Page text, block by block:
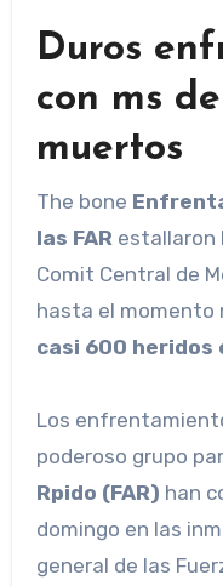
Duros
con ms
muertos
The bone
las FAR estallaron
Comit Central de
hasta el momento
casi 600 heridos
Los
poderoso grupo
Rpido (FAR) han
domingo en las
general de las